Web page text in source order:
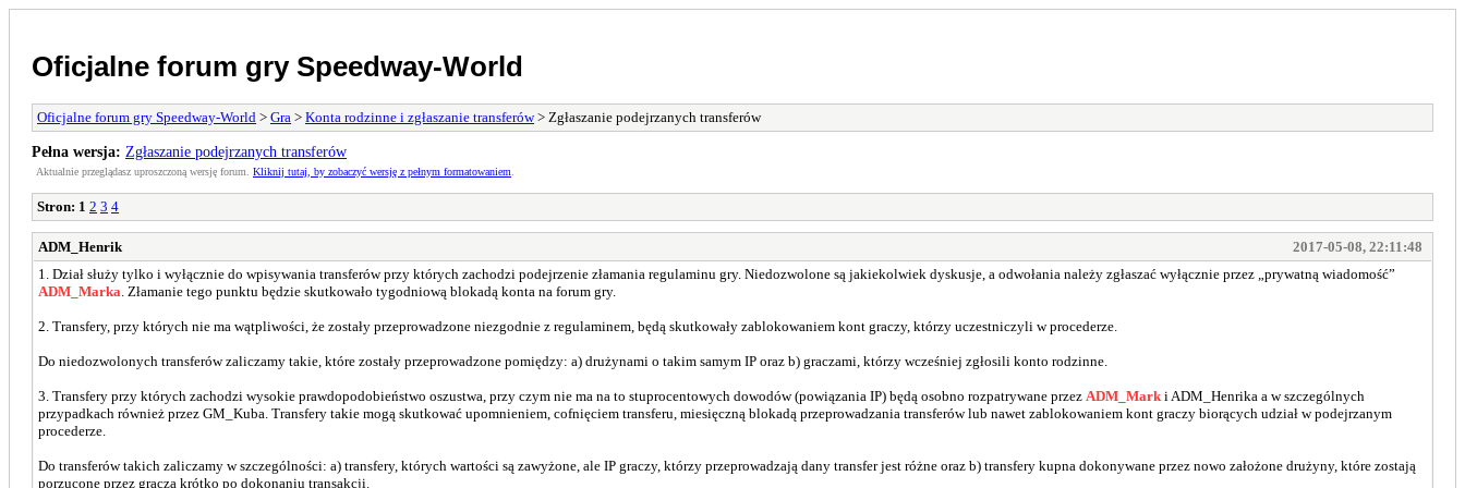
Oficjalne forum gry Speedway-World
Oficjalne forum gry Speedway-World > Gra > Konta rodzinne i zgłaszanie transferów> Zgłaszanie podejrzanych transferów
Pełna wersja: Zgłaszanie podejrzanych transferów
Aktualnie przeglądasz uproszczoną wersję forum. Kliknij tutaj, by zobaczyć wersję z pełnym formatowaniem
Stron: 1 2 3 4
ADM_Henrik
2017-05-08, 22:11:48
1. Dział służy tylko i wyłącznie do wpisywania transferów przy których zachodzi podejrzenie złamania regulaminu gry. Niedozwolone są jakiekolwiek dyskusje, a odwołania należy zgłaszać wyłącznie przez „prywatną wiadomość”
ADM_Marka . Złamanie tego punktu będzie skutkowało tygodniową blokadą konta na forum gry.
2. Transfery, przy których nie ma wątpliwości, że zostały przeprowadzone niezgodnie z regulaminem, będą skutkowały zablokowaniem kont graczy, którzy uczestniczyli w procederze.
Do niedozwolonych transferów zaliczamy takie, które zostały przeprowadzone pomiędzy: a) drużynami o takim samym IP oraz b) graczami, którzy wcześniej zgłosili konto rodzinne.
3. Transfery przy których zachodzi wysokie prawdopodobieństwo oszustwa, przy czym nie ma na to stuprocentowych dowodów (powiązania IP) będą osobno rozpatrywane przez ADM_Mark i ADM_Henrika a w szczególnych
przypadkach również przez GM_Kuba. Transfery takie mogą skutkować upomnieniem, cofnięciem transferu, miesięczną blokadą przeprowadzania transferów lub nawet zablokowaniem kont graczy biorących udział w podejrzanym
procederze.
Do transferów takich zaliczamy w szczególności: a) transfery, których wartości są zawyżone, ale IP graczy, którzy przeprowadzają dany transfer jest różne oraz b) transfery kupna dokonywane przez nowo założone drużyny, które zostają
porzucone przez gracza krótko po dokonaniu transakcji.